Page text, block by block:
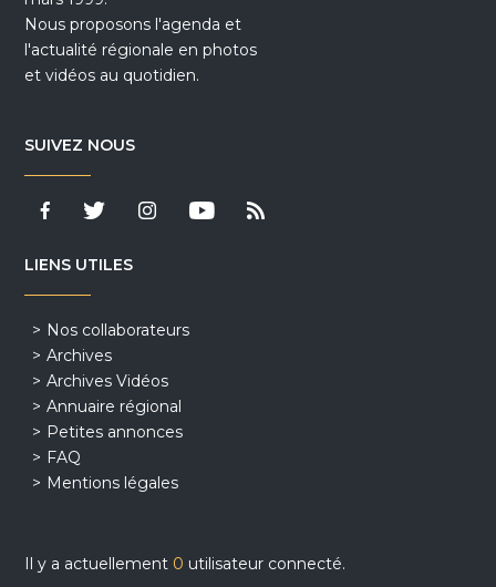
Nous proposons l'agenda et
l'actualité régionale en photos
et vidéos au quotidien.
SUIVEZ NOUS
LIENS UTILES
Nos collaborateurs
Archives
Archives Vidéos
Annuaire régional
Petites annonces
FAQ
Mentions légales
Il y a actuellement 0 utilisateur connecté.